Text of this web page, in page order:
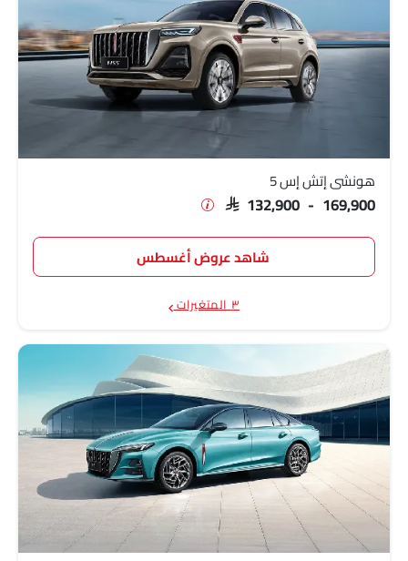
هونشي إتش إس 5
SAR 132,900 - 169,900
شاهد عروض أغسطس
٣ المتغيرات